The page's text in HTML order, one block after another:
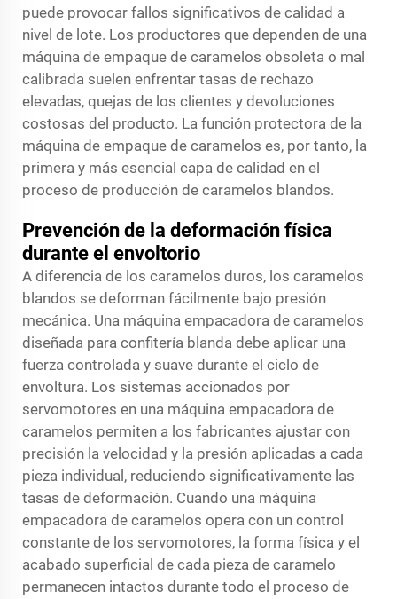
puede provocar fallos significativos de calidad a
nivel de lote. Los productores que dependen de una
máquina de empaque de caramelos obsoleta o mal
calibrada suelen enfrentar tasas de rechazo
elevadas, quejas de los clientes y devoluciones
costosas del producto. La función protectora de la
máquina de empaque de caramelos es, por tanto, la
primera y más esencial capa de calidad en el
proceso de producción de caramelos blandos.
Prevención de la deformación física
durante el envoltorio
A diferencia de los caramelos duros, los caramelos
blandos se deforman fácilmente bajo presión
mecánica. Una máquina empacadora de caramelos
diseñada para confitería blanda debe aplicar una
fuerza controlada y suave durante el ciclo de
envoltura. Los sistemas accionados por
servomotores en una máquina empacadora de
caramelos permiten a los fabricantes ajustar con
precisión la velocidad y la presión aplicadas a cada
pieza individual, reduciendo significativamente las
tasas de deformación. Cuando una máquina
empacadora de caramelos opera con un control
constante de los servomotores, la forma física y el
acabado superficial de cada pieza de caramelo
permanecen intactos durante todo el proceso de